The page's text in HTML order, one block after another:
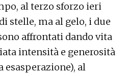
al terzo sforzo ieri
stelle, ma al gelo, i due
affrontati dando vita
intensità e generosità
esasperazione), al